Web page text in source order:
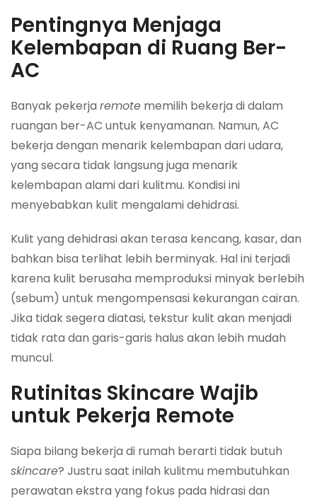
Pentingnya Menjaga
Kelembapan di Ruang Ber-
AC
Banyak pekerja remote memilih bekerja di dalam
ruangan ber-AC untuk kenyamanan. Namun, AC
bekerja dengan menarik kelembapan dari udara,
yang secara tidak langsung juga menarik
kelembapan alami dari kulitmu. Kondisi ini
menyebabkan kulit mengalami dehidrasi.
Kulit yang dehidrasi akan terasa kencang, kasar, dan
bahkan bisa terlihat lebih berminyak. Hal ini terjadi
karena kulit berusaha memproduksi minyak berlebih
(sebum) untuk mengompensasi kekurangan cairan.
Jika tidak segera diatasi, tekstur kulit akan menjadi
tidak rata dan garis-garis halus akan lebih mudah
muncul.
Rutinitas Skincare Wajib
untuk Pekerja Remote
Siapa bilang bekerja di rumah berarti tidak butuh
skincare? Justru saat inilah kulitmu membutuhkan
perawatan ekstra yang fokus pada hidrasi dan